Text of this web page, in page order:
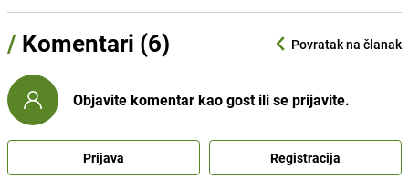
/ Komentari (6) Povratak na članak
Objavite komentar kao gost ili se prijavite.
Prijava Registracija